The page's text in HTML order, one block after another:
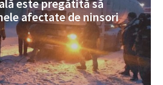
este pregătită să
afectate de ninsori